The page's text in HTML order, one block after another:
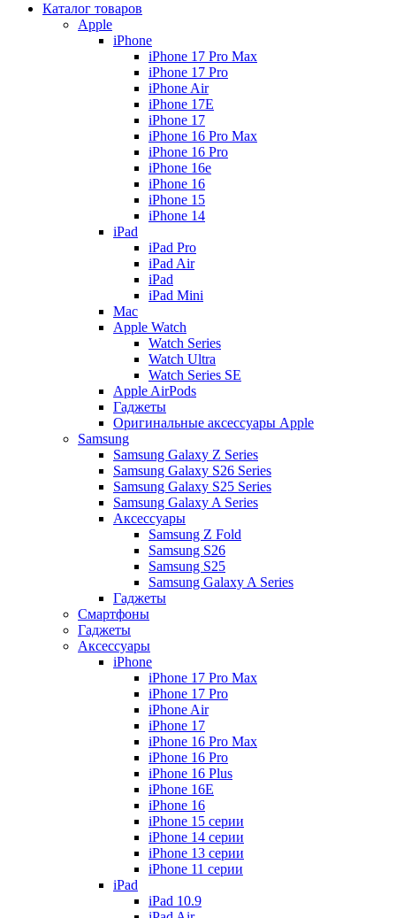
Каталог товаров
Apple
iPhone
iPhone 17 Pro Max
iPhone 17 Pro
iPhone Air
iPhone 17E
iPhone 17
iPhone 16 Pro Max
iPhone 16 Pro
iPhone 16e
iPhone 16
iPhone 15
iPhone 14
iPad
iPad Pro
iPad Air
iPad
iPad Mini
Mac
Apple Watch
Watch Series
Watch Ultra
Watch Series SE
Apple AirPods
Гаджеты
Оригинальные аксессуары Apple
Samsung
Samsung Galaxy Z Series
Samsung Galaxy S26 Series
Samsung Galaxy S25 Series
Samsung Galaxy A Series
Аксессуары
Samsung Z Fold
Samsung S26
Samsung S25
Samsung Galaxy A Series
Гаджеты
Смартфоны
Гаджеты
Аксессуары
iPhone
iPhone 17 Pro Max
iPhone 17 Pro
iPhone Air
iPhone 17
iPhone 16 Pro Max
iPhone 16 Pro
iPhone 16 Plus
iPhone 16E
iPhone 16
iPhone 15 серии
iPhone 14 серии
iPhone 13 серии
iPhone 11 серии
iPad
iPad 10.9